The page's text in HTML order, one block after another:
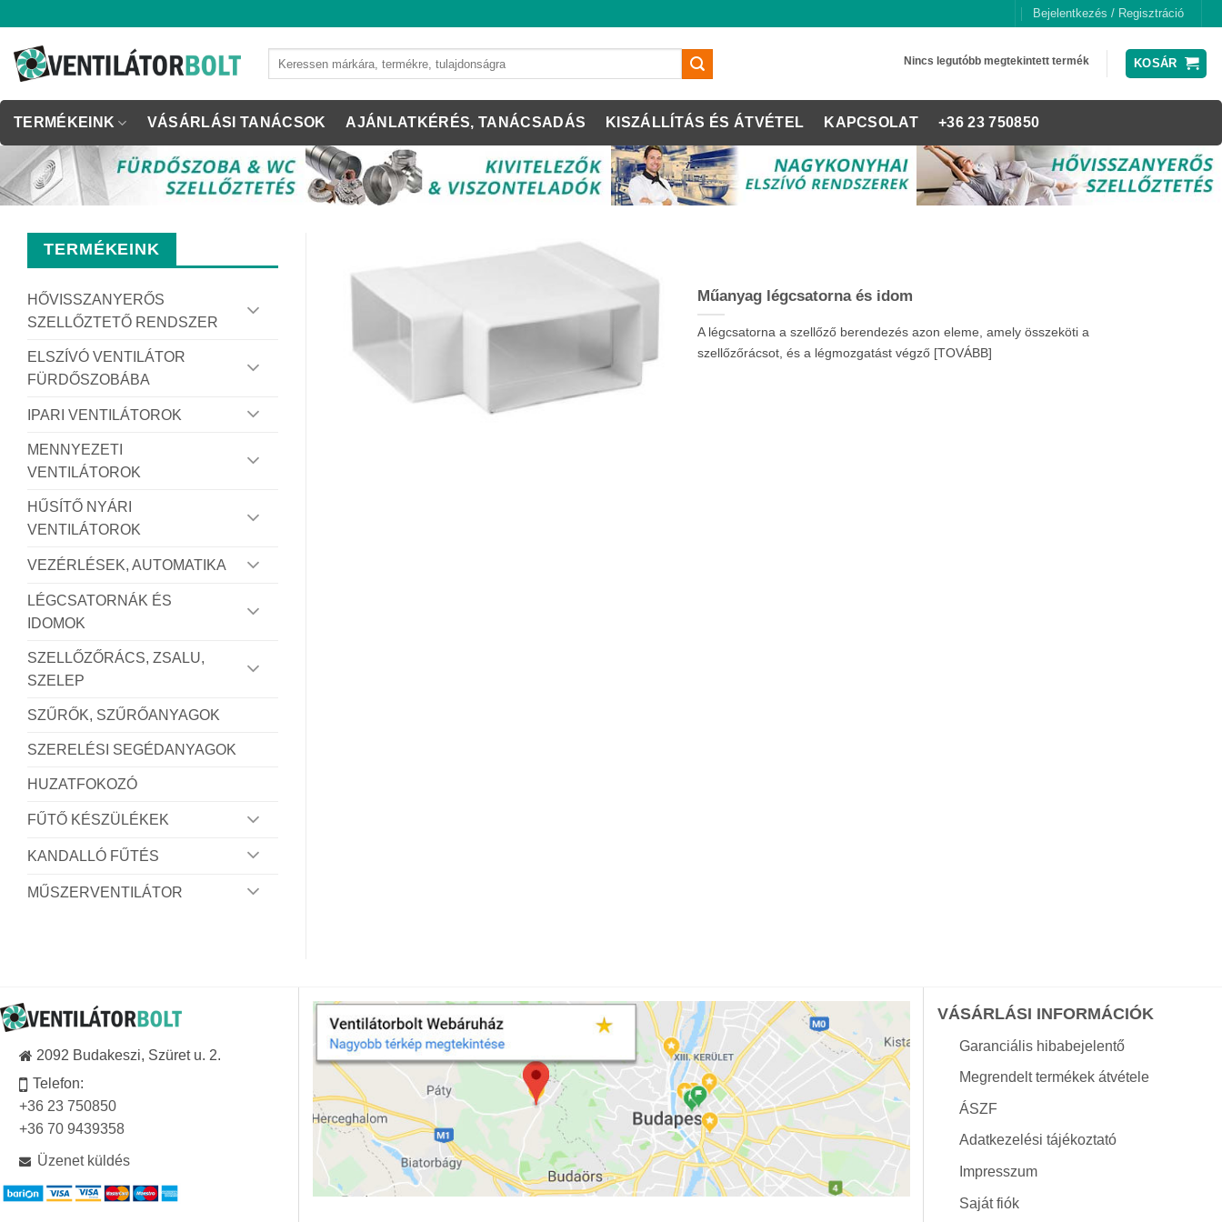
content
Bejelentkezés / Regisztráció
Nincs legutóbb megtekintett termék KOSÁR
TERMÉKEINK VÁSÁRLÁSI TANÁCSOK AJÁNLATKÉRÉS, TANÁCSADÁS KISZÁLLÍTÁS ÉS ÁTVÉTEL KAPCSOLAT +36 23 750850
TERMÉKEINK
HŐVISSZANYERŐS
SZELLŐZTETŐ RENDSZER
ELSZÍVÓ VENTILÁTOR
FÜRDŐSZOBÁBA
IPARI VENTILÁTOROK
MENNYEZETI
VENTILÁTOROK
HŰSÍTŐ NYÁRI
VENTILÁTOROK
VEZÉRLÉSEK, AUTOMATIKA
LÉGCSATORNÁK ÉS
IDOMOK
SZELLŐZŐRÁCS, ZSALU,
SZELEP
SZŰRŐK, SZŰRŐANYAGOK
SZERELÉSI SEGÉDANYAGOK
HUZATFOKOZÓ
FŰTŐ KÉSZÜLÉKEK
KANDALLÓ FŰTÉS
MŰSZERVENTILÁTOR
Műanyag légcsatorna és idom
A légcsatorna a szellőző berendezés azon eleme, amely összeköti a
szellőzőrácsot, és a légmozgatást végző [TOVÁBB]
2092 Budakeszi, Szüret u. 2.
Telefon:
+36 23 750850
+36 70 9439358
Üzenet küldés
VÁSÁRLÁSI INFORMÁCIÓK
Garanciális hibabejelentő
Megrendelt termékek átvétele
ÁSZF
Adatkezelési tájékoztató
Impresszum
Saját fiók